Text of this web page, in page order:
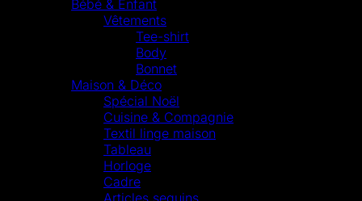
Bébé & Enfant
Vêtements
Tee-shirt
Body
Bonnet
Maison & Déco
Spécial Noël
Cuisine & Compagnie
Textil linge maison
Tableau
Horloge
Cadre
Articles sequins